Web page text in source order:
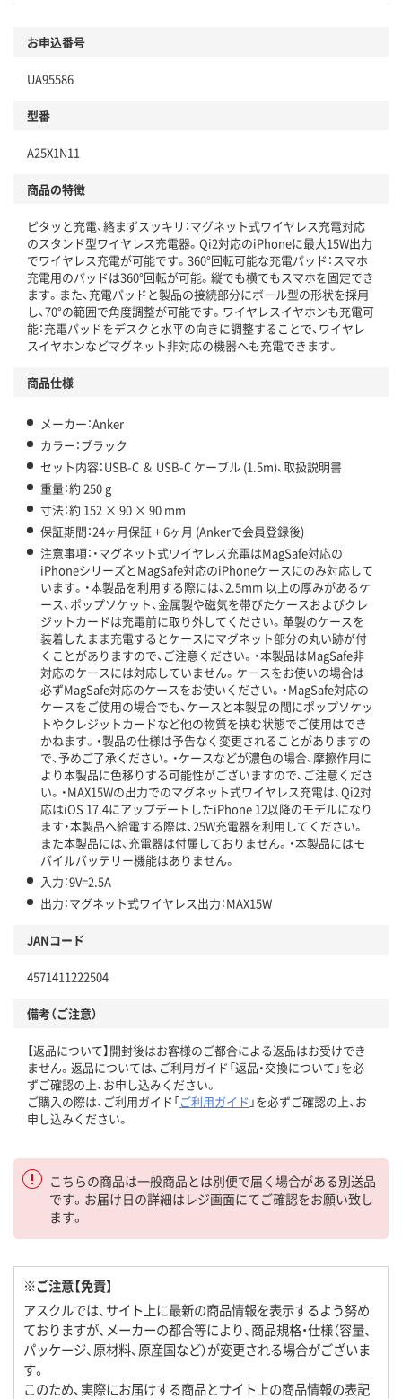
お申込番号
UA95586
型番
A25X1N11
商品の特徴
ピタッと充電、絡まずスッキリ：マグネット式ワイヤレス充電対応
のスタンド型ワイヤレス充電器。Qi2対応のiPhoneに最大15W出力
でワイヤレス充電が可能です。360°回転可能な充電パッド：スマホ
充電用のパッドは360°回転が可能。縦でも横でもスマホを固定でき
ます。また、充電パッドと製品の接続部分にボール型の形状を採用
し、70°の範囲で角度調整が可能です。ワイヤレスイヤホンも充電可
能：充電パッドをデスクと水平の向きに調整することで、ワイヤレ
スイヤホンなどマグネット非対応の機器へも充電できます。
商品仕様
メーカー：Anker
カラー：ブラック
セット内容：USB-C ＆ USB-C ケーブル (1.5m)、取扱説明書
重量：約 250 g
寸法：約 152 × 90 × 90 mm
保証期間：24ヶ月保証 + 6ヶ月 (Ankerで会員登録後)
注意事項：・マグネット式ワイヤレス充電はMagSafe対応の
iPhoneシリーズとMagSafe対応のiPhoneケースにのみ対応して
います。・本製品を利用する際には、2.5mm 以上の厚みがあるケ
ース、ポップソケット、金属製や磁気を帯びたケースおよびクレ
ジットカードは充電前に取り外してください。革製のケースを
装着したまま充電するとケースにマグネット部分の丸い跡が付
くことがありますので、ご注意ください。・本製品はMagSafe非
対応のケースには対応していません。ケースをお使いの場合は
必ずMagSafe対応のケースをお使いください。・MagSafe対応の
ケースをご使用の場合でも、ケースと本製品の間にポップソケッ
トやクレジットカードなど他の物質を挟む状態でご使用はでき
かねます。・製品の仕様は予告なく変更されることがありますの
で、予めご了承ください。・ケースなどが濃色の場合、摩擦作用に
より本製品に色移りする可能性がございますので、ご注意くださ
い。・MAX15Wの出力でのマグネット式ワイヤレス充電は、Qi2対
応はiOS 17.4にアップデートしたiPhone 12以降のモデルになり
ます・本製品へ給電する際は、25W充電器を利用してください。
また本製品には、充電器は付属しておりません。・本製品にはモ
バイルバッテリー機能はありません。
入力：9V=2.5A
出力：マグネット式ワイヤレス出力：MAX15W
JANコード
4571411222504
備考（ご注意）
【返品について】開封後はお客様のご都合による返品はお受けでき
ません。返品については、ご利用ガイド「返品・交換について」を必
ずご確認の上、お申し込みください。
ご購入の際は、ご利用ガイド「ご利用ガイド 」を必ずご確認の上、お
申し込みください。
こちらの商品は一般商品とは別便で届く場合がある別送品
です。お届け日の詳細はレジ画面にてご確認をお願い致し
ます。
※ご注意【免責】
アスクルでは、サイト上に最新の商品情報を表示するよう努め
ておりますが、メーカーの都合等により、商品規格・仕様（容量、
パッケージ、原材料、原産国など）が変更される場合がございま
す。
このため、実際にお届けする商品とサイト上の商品情報の表記